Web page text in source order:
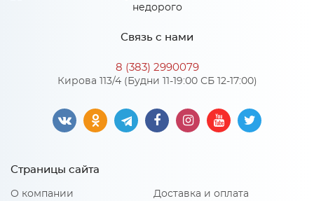
Особенности
Нагрузка на одно спальное место: 145
Жесткость матраса: 3
Связь с нами
8 (383) 2990079
Кирова 113/4 (Будни 11-19:00 СБ 12-17:00)
Страницы сайта
О компании Доставка и оплата